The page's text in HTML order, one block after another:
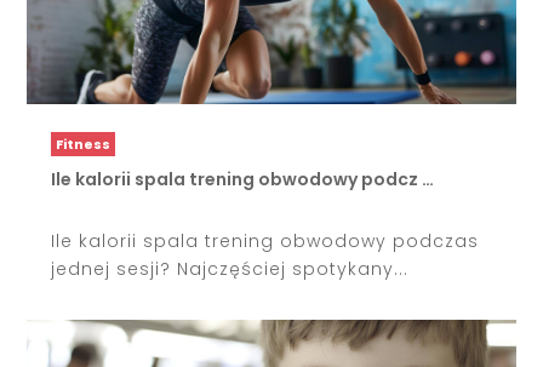
Fitness
Ile kalorii spala trening obwodowy podcz …
Ile kalorii spala trening obwodowy podczas
jednej sesji? Najczęściej spotykany...